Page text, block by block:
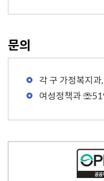
문의
각 구 가정복지
여성정책과